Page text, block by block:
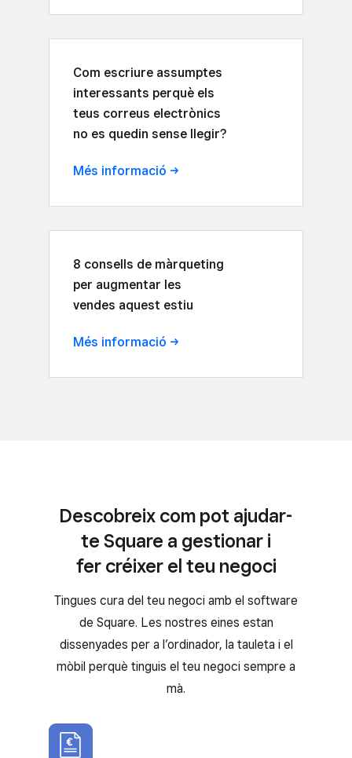
Com escriure assumptes
interessants perquè els
teus correus electrònics
no es quedin sense llegir?
Més informació
8 consells de màrqueting
per augmentar les
vendes aquest estiu
Més informació
Descobreix com pot ajudar-
te Square a gestionar i
fer créixer el teu negoci
Tingues cura del teu negoci amb el software
de Square. Les nostres eines estan
dissenyades per a l’ordinador, la tauleta i el
mòbil perquè tinguis el teu negoci sempre a
mà.